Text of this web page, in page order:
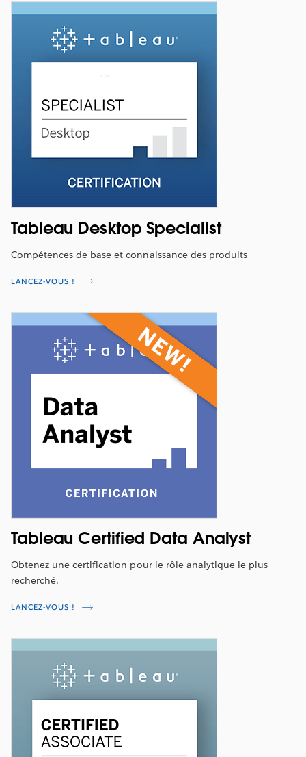
Tableau Desktop Specialist
Compétences de base et connaissance des produits
LANCEZ-VOUS !
Tableau Certified Data Analyst
Obtenez une certification pour le rôle analytique le plus
recherché.
LANCEZ-VOUS !